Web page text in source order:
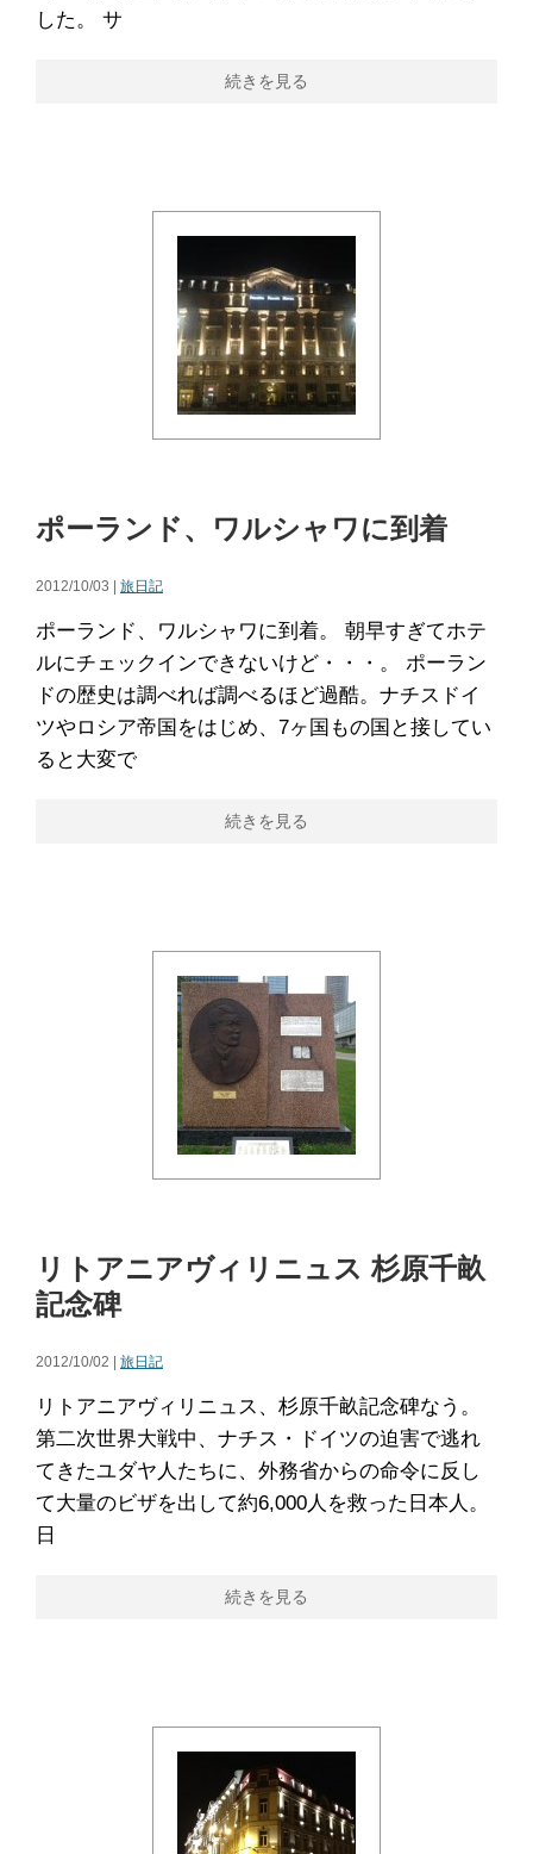
した。 サ
続きを見る
ポーランド、ワルシャワに到着
2012/10/03 | 旅日記
ポーランド、ワルシャワに到着。 朝早すぎてホテ
ルにチェックインできないけど・・・。 ポーラン
ドの歴史は調べれば調べるほど過酷。ナチスドイ
ツやロシア帝国をはじめ、7ヶ国もの国と接してい
ると大変で
続きを見る
リトアニアヴィリニュス 杉原千畝
記念碑
2012/10/02 | 旅日記
リトアニアヴィリニュス、杉原千畝記念碑なう。
第二次世界大戦中、ナチス・ドイツの迫害で逃れ
てきたユダヤ人たちに、外務省からの命令に反し
て大量のビザを出して約6,000人を救った日本人。
日
続きを見る